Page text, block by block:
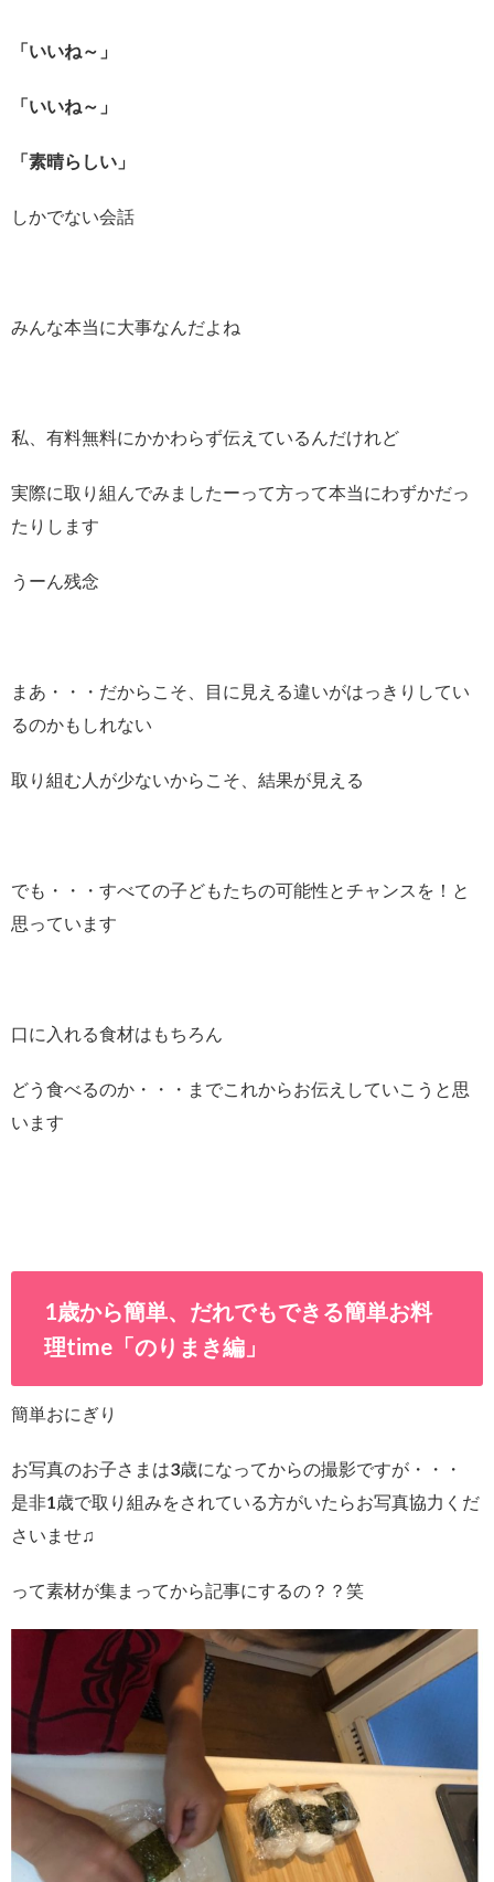
「いいね～」
「いいね～」
「素晴らしい」
しかでない会話
みんな本当に大事なんだよね
私、有料無料にかかわらず伝えているんだけれど
実際に取り組んでみましたーって方って本当にわずかだっ
たりします
うーん残念
まあ・・・だからこそ、目に見える違いがはっきりしてい
るのかもしれない
取り組む人が少ないからこそ、結果が見える
でも・・・すべての子どもたちの可能性とチャンスを！と
思っています
口に入れる食材はもちろん
どう食べるのか・・・までこれからお伝えしていこうと思
います
1歳から簡単、だれでもできる簡単お料
理time「のりまき編」
簡単おにぎり
お写真のお子さまは3歳になってからの撮影ですが・・・
是非1歳で取り組みをされている方がいたらお写真協力くだ
さいませ♫
って素材が集まってから記事にするの？？笑